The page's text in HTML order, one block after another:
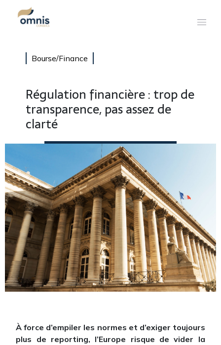
Bourse/Finance
Régulation financière : trop de
transparence, pas assez de
clarté
À force d’empiler les normes et d’exiger toujours
plus de reporting, l’Europe risque de vider la